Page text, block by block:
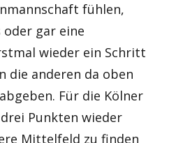
fühlen,
oder gar eine
wieder ein Schritt
die anderen da oben
Für die Kölner
Punkten wieder
Mittelfeld zu finden